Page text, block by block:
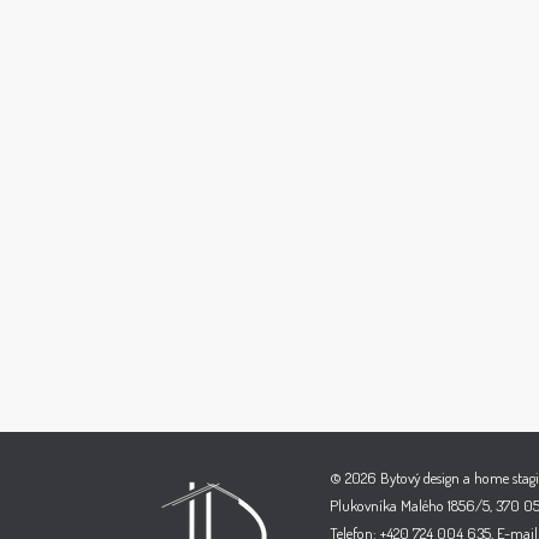
© 2026 Bytový design a home
Plukovníka Malého 1856/5, 370
Telefon: +420 724 004 635, E-